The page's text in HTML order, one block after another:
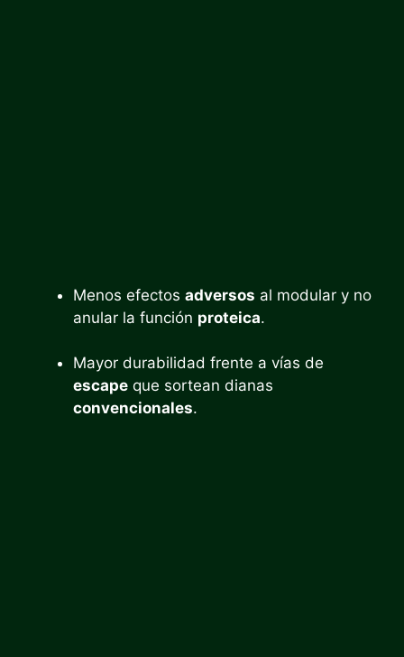
Menos efectos adversos al modular y no
anular la función proteica.
Mayor durabilidad frente a vías de
escape que sortean dianas
convencionales.